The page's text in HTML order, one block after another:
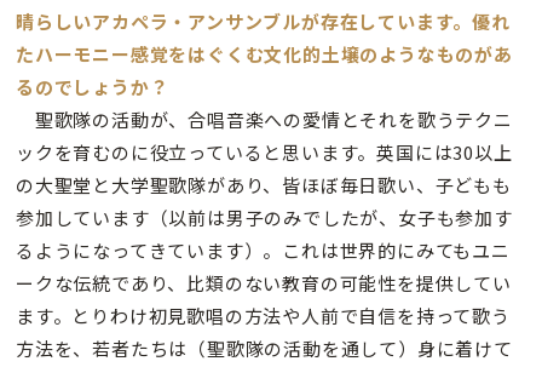
晴らしいアカペラ・アンサンブルが存在しています。優れ
たハーモニー感覚をはぐくむ文化的土壌のようなものがあ
るのでしょうか？
聖歌隊の活動が、合唱音楽への愛情とそれを歌うテクニ
ックを育むのに役立っていると思います。英国には30以上
の大聖堂と大学聖歌隊があり、皆ほぼ毎日歌い、子どもも
参加しています（以前は男子のみでしたが、女子も参加す
るようになってきています）。これは世界的にみてもユニ
ークな伝統であり、比類のない教育の可能性を提供してい
ます。とりわけ初見歌唱の方法や人前で自信を持って歌う
方法を、若者たちは（聖歌隊の活動を通して）身に着けて